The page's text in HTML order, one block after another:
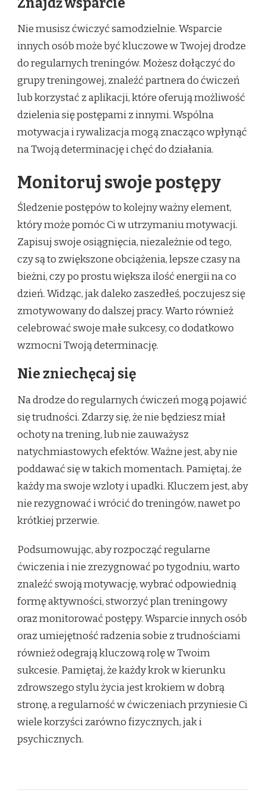
Nie musisz ćwiczyć samodzielnie. Wsparcie
innych osób może być kluczowe w Twojej drodze
do regularnych treningów. Możesz dołączyć do
grupy treningowej, znaleźć partnera do ćwiczeń
lub korzystać z aplikacji, które oferują możliwość
dzielenia się postępami z innymi. Wspólna
motywacja i rywalizacja mogą znacząco wpłynąć
na Twoją determinację i chęć do działania.
Monitoruj swoje postępy
Śledzenie postępów to kolejny ważny element,
który może pomóc Ci w utrzymaniu motywacji.
Zapisuj swoje osiągnięcia, niezależnie od tego,
czy są to zwiększone obciążenia, lepsze czasy na
bieżni, czy po prostu większa ilość energii na co
dzień. Widząc, jak daleko zaszedłeś, poczujesz się
zmotywowany do dalszej pracy. Warto również
celebrować swoje małe sukcesy, co dodatkowo
wzmocni Twoją determinację.
Nie zniechęcaj się
Na drodze do regularnych ćwiczeń mogą pojawić
się trudności. Zdarzy się, że nie będziesz miał
ochoty na trening, lub nie zauważysz
natychmiastowych efektów. Ważne jest, aby nie
poddawać się w takich momentach. Pamiętaj, że
każdy ma swoje wzloty i upadki. Kluczem jest, aby
nie rezygnować i wrócić do treningów, nawet po
krótkiej przerwie.
Podsumowując, aby rozpocząć regularne
ćwiczenia i nie zrezygnować po tygodniu, warto
znaleźć swoją motywację, wybrać odpowiednią
formę aktywności, stworzyć plan treningowy
oraz monitorować postępy. Wsparcie innych osób
oraz umiejętność radzenia sobie z trudnościami
również odegrają kluczową rolę w Twoim
sukcesie. Pamiętaj, że każdy krok w kierunku
zdrowszego stylu życia jest krokiem w dobrą
stronę, a regularność w ćwiczeniach przyniesie Ci
wiele korzyści zarówno fizycznych, jak i
psychicznych.